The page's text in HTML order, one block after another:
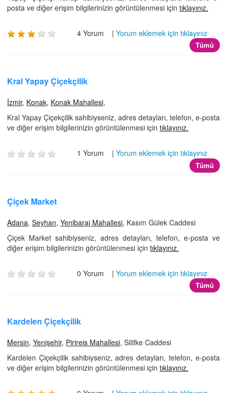
posta ve diğer erişim bilgilerinizin görüntülenmesi için tıklayınız.
4 Yorum | Yorum eklemek için tıklayınız
Tümü
Kral Yapay Çiçekçilik
İzmir, Konak, Konak Mahallesi,
Kral Yapay Çiçekçilik sahibiyseniz, adres detayları, telefon, e-posta
ve diğer erişim bilgilerinizin görüntülenmesi için tıklayınız.
1 Yorum | Yorum eklemek için tıklayınız
Tümü
Çiçek Market
Adana, Seyhan, Yenibaraj Mahallesi, Kasım Gülek Caddesi
Çiçek Market sahibiyseniz, adres detayları, telefon, e-posta ve
diğer erişim bilgilerinizin görüntülenmesi için tıklayınız.
0 Yorum | Yorum eklemek için tıklayınız
Tümü
Kardelen Çiçekçilik
Mersin, Yenişehir, Pirireis Mahallesi, Silifke Caddesi
Kardelen Çiçekçilik sahibiyseniz, adres detayları, telefon, e-posta
ve diğer erişim bilgilerinizin görüntülenmesi için tıklayınız.